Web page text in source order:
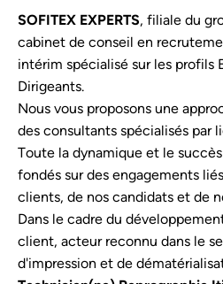
SOFITEX EXPERTS, filiale du
cabinet de conseil en
intérim spécialisé sur les profils
Dirigeants.
Nous vous proposons une
des consultants spécialisés par
Toute la dynamique et le
fondés sur des engagements
clients, de nos candidats et de
Dans le cadre du
client, acteur reconnu dans le
d'impression et de